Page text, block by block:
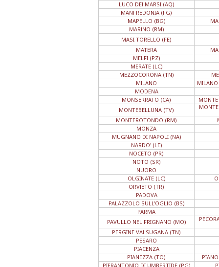
LUCO DEI MARSI (AQ)
MANFREDONIA (FG)
MAPELLO (BG)
MARINO (RM)
MASI TORELLO (FE)
MATERA
MELFI (PZ)
MERATE (LC)
MEZZOCORONA (TN)
MILANO
MODENA
MONSERRATO (CA)
MONTEBELLUNA (TV)
MONTEROTONDO (RM)
MONZA
MUGNANO DI NAPOLI (NA)
NARDO' (LE)
NOCETO (PR)
NOTO (SR)
NUORO
OLGINATE (LC)
ORVIETO (TR)
PADOVA
PALAZZOLO SULL'OGLIO (BS)
PARMA
PAVULLO NEL FRIGNANO (MO)
PERGINE VALSUGANA (TN)
PESARO
PIACENZA
PIANEZZA (TO)
PIERANTONIO DI UMBERTIDE (PG)